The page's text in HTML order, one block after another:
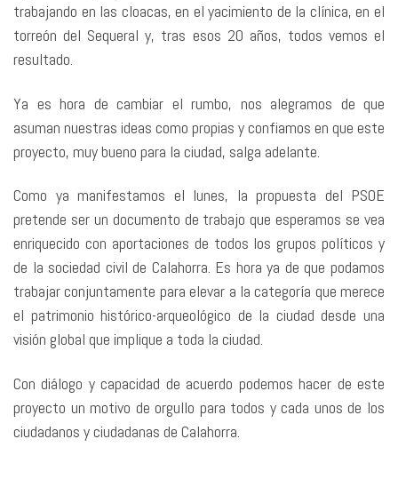
trabajando en las cloacas, en el yacimiento de la clínica, en el
torreón del Sequeral y, tras esos 20 años, todos vemos el
resultado.
Ya es hora de cambiar el rumbo, nos alegramos de que
asuman nuestras ideas como propias y confiamos en que este
proyecto, muy bueno para la ciudad, salga adelante.
Como ya manifestamos el lunes, la propuesta del PSOE
pretende ser un documento de trabajo que esperamos se vea
enriquecido con aportaciones de todos los grupos políticos y
de la sociedad civil de Calahorra. Es hora ya de que podamos
trabajar conjuntamente para elevar a la categoría que merece
el patrimonio histórico-arqueológico de la ciudad desde una
visión global que implique a toda la ciudad.
Con diálogo y capacidad de acuerdo podemos hacer de este
proyecto un motivo de orgullo para todos y cada unos de los
ciudadanos y ciudadanas de Calahorra.